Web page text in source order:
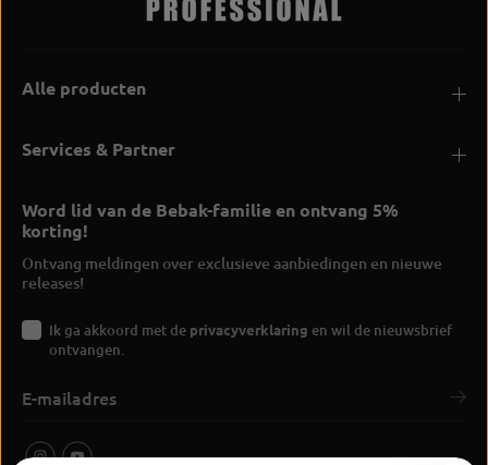
Alle producten
Services & Partner
Word lid van de Bebak-familie en ontvang 5%
korting!
Ontvang meldingen over exclusieve aanbiedingen en nieuwe
releases!
Ik ga akkoord met de privacyverklaring en wil de nieuwsbrief
ontvangen.